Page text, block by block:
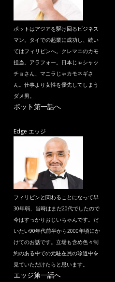
ポットはアジアを駆け回るビジネス
マン。タイでの起業に成功し、続い
てはフィリピンへ。クレマニのカモ
担当。アラフォー。日本じゃシャッ
チョさん、マニラじゃカモネギさ
ん。仕事より女性を優先してしまう
ダメ男。
ポット第一話へ
Edge エッジ
フィリピンと関わることになって早
30年弱、当時はまだ20代でしたので
今はすっかりおじいちゃんです。だ
いたい90年代前半から2000年頃にか
けてのお話です。立場も含め色々制
約のある中での元駐在員の珍道中を
見ていただけたらと思います。
エッジ第一話へ